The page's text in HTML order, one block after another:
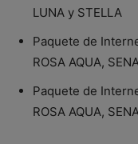
LUNA y STELLA
Paquete de
ROSA AQUA,
Paquete de
ROSA AQUA,